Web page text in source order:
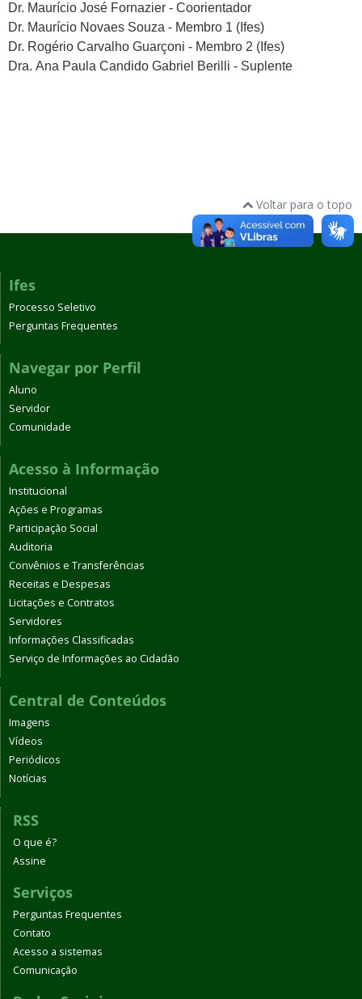
Dr. Maurício José Fornazier - Coorientador
Dr. Maurício Novaes Souza - Membro 1 (Ifes)
Dr. Rogério Carvalho Guarçoni - Membro 2 (Ifes)
Dra. Ana Paula Candido Gabriel Berilli - Suplente
Voltar para o topo
Ifes
Processo Seletivo
Perguntas Frequentes
Navegar por Perfil
Aluno
Servidor
Comunidade
Acesso à Informação
Institucional
Ações e Programas
Participação Social
Auditoria
Convênios e Transferências
Receitas e Despesas
Licitações e Contratos
Servidores
Informações Classificadas
Serviço de Informações ao Cidadão
Central de Conteúdos
Imagens
Vídeos
Periódicos
Notícias
RSS
O que é?
Assine
Serviços
Perguntas Frequentes
Contato
Acesso a sistemas
Comunicação